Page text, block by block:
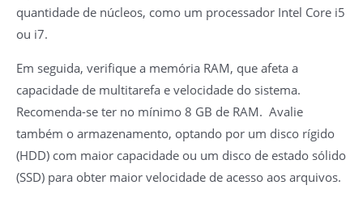
quantidade de núcleos, como um processador Intel Core i5
ou i7.
Em seguida, verifique a memória RAM, que afeta a
capacidade de multitarefa e velocidade do sistema.
Recomenda-se ter no mínimo 8 GB de RAM. Avalie
também o armazenamento, optando por um disco rígido
(HDD) com maior capacidade ou um disco de estado sólido
(SSD) para obter maior velocidade de acesso aos arquivos.